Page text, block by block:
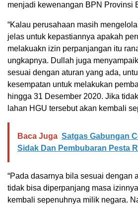
menjadi kewenangan BPN Provinsi
“Kalau perusahaan masih
jelas untuk kepastiannya apakah
melakuakn izin perpanjangan itu
ungkapnya. Dullah juga
sesuai dengan aturan yang ada,
kesempatan untuk melakukan
hingga 31 Desember 2020. Jika
lahan HGU tersebut akan kembali
Baca Juga Satgas Gabungan
Sidak Dan Pembubaran Pesta
“Pada dasarnya bila sesuai dengan
tidak bisa diperpanjang masa
kembali sepenuhnya milik negara.